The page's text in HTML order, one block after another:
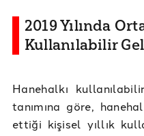
2019 Yılında
Kullanılabilir
Hanehalkı
tanımına göre,
ettiği kişisel yıllık